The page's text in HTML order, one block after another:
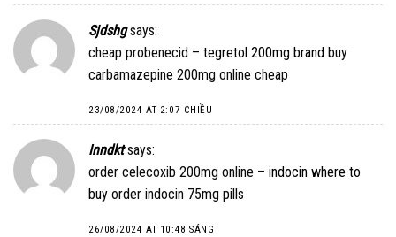
Sjdshg says:
cheap probenecid – tegretol 200mg brand buy
carbamazepine 200mg online cheap
23/08/2024 AT 2:07 CHIỀU
Inndkt says:
order celecoxib 200mg online – indocin where to
buy order indocin 75mg pills
26/08/2024 AT 10:48 SÁNG